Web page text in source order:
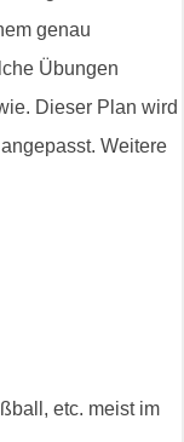
genau
Übungen
Dieser Plan wird
Weitere
etc. meist im